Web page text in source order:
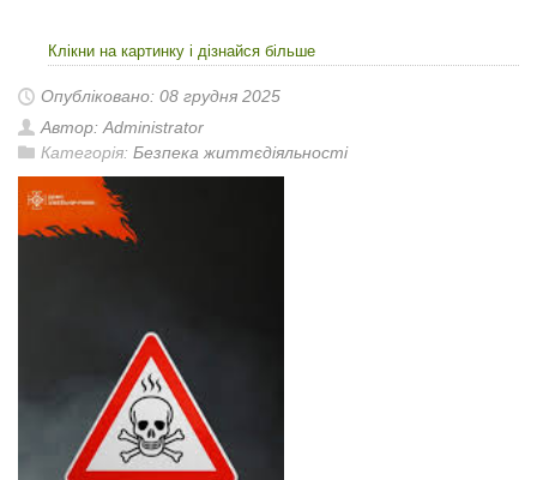
Клікни на картинку і дізнайся більше
Опубліковано: 08 грудня 2025
Автор: Administrator
Категорія: Безпека життєдіяльності